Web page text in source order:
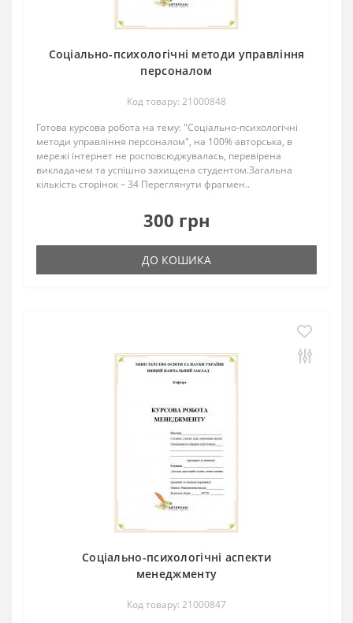
Соціально-психологічні методи управління
персоналом
Код товару: 21000848
Готова курсова робота на тему: "Соціально-психологічні
методи управління персоналом", на 100% авторська, в
мережі інтернет не росповсюджувалась, перевірена
викладачем та успішно захищена студентом.Загальна
кількість сторінок – 34 Переглянути фрагмен..
300 грн
ДО КОШИКА
Соціально-психологічні аспекти
менеджменту
Код товару: 21000847